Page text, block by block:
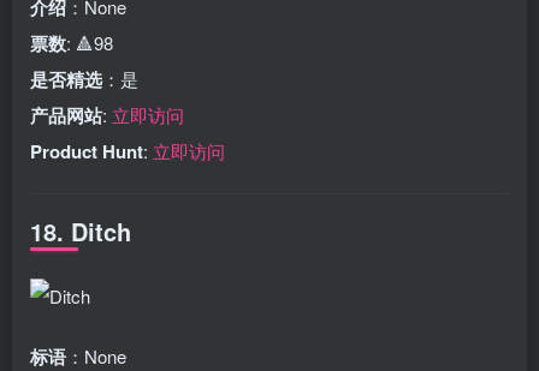
介绍 ：None
票数: 🔺98
是否精选 ：是
产品网站: 立即访问
Product Hunt: 立即访问
18. Ditch
标语 ：None